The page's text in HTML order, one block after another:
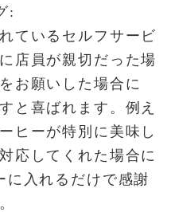
:
ているセルフサービ
店員が親切だった場
お願いした場合に
と喜ばれます。例え
ヒーが特別に美味し
応してくれた場合に
に入れるだけで感謝